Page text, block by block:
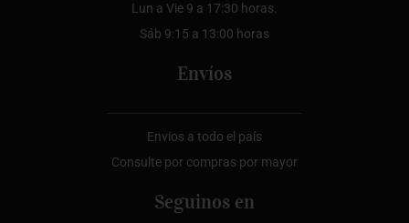
Lun a Vie 9 a 17:30 horas.
Sáb 9:15 a 13:00 horas
Envíos
Envios a todo el país
Consulte por compras por mayor
Seguinos en